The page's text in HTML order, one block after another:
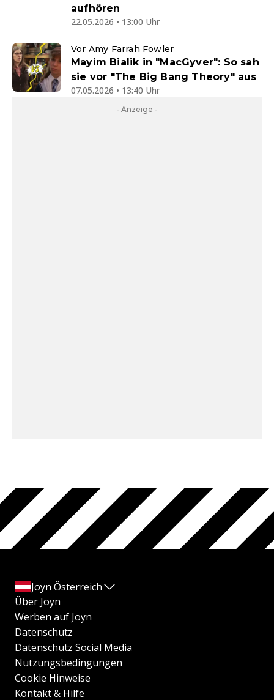
aufhören
22.05.2026 • 13:00 Uhr
Vor Amy Farrah Fowler
Mayim Bialik in "MacGyver": So sah
sie vor "The Big Bang Theory" aus
07.05.2026 • 13:40 Uhr
- Anzeige -
Joyn Österreich
Über Joyn
Werben auf Joyn
Datenschutz
Datenschutz Social Media
Nutzungsbedingungen
Cookie Hinweise
Kontakt & Hilfe